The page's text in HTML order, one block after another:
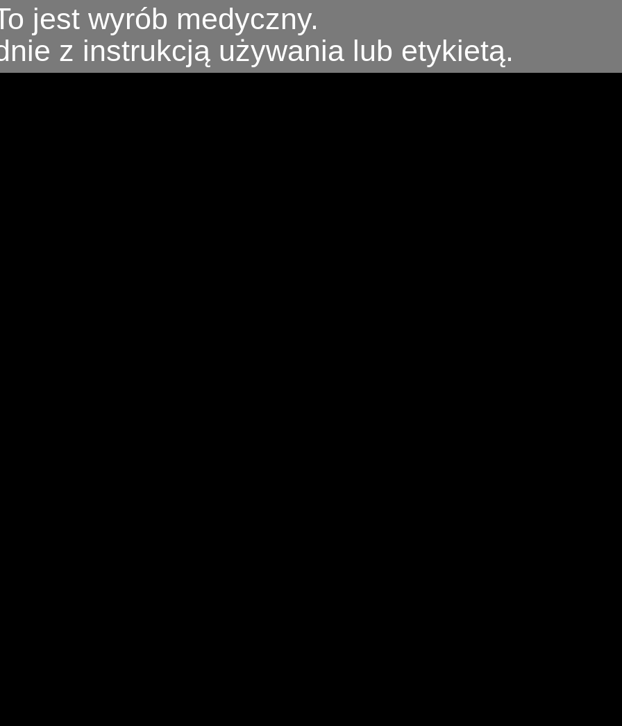
jest wyrób medyczny.
z instrukcją używania lub etykietą.